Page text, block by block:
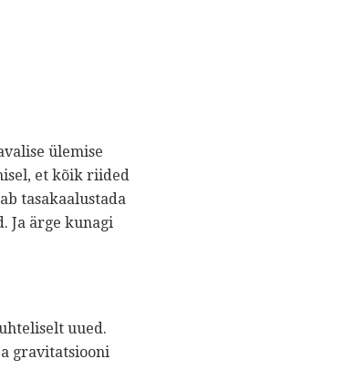
ülemise
et kõik riided
tasakaalustada
Ja ärge kunagi
uued.
gravitatsiooni